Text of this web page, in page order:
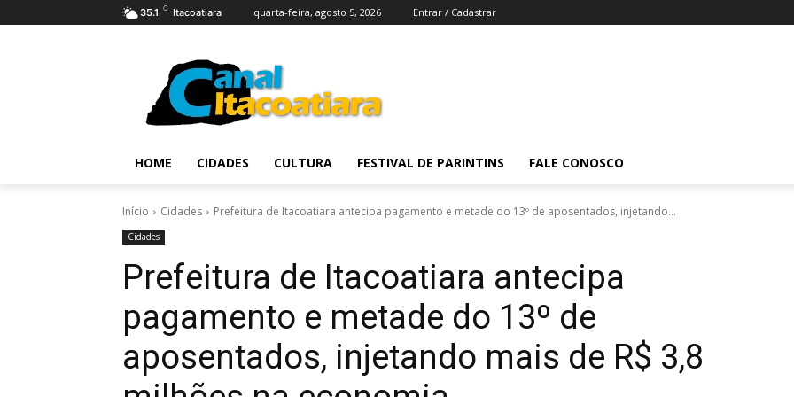
35.1 C Itacoatiara quarta-feira, agosto 5, 2026 Entrar / Cadastrar
HOME CIDADES CULTURA FESTIVAL DE PARINTINS FALE CONOSCO
Início Cidades Prefeitura de Itacoatiara antecipa pagamento e metade do 13º de aposentados, injetando...
Cidades
Prefeitura de Itacoatiara antecipa
pagamento e metade do 13º de
aposentados, injetando mais de R$ 3,8